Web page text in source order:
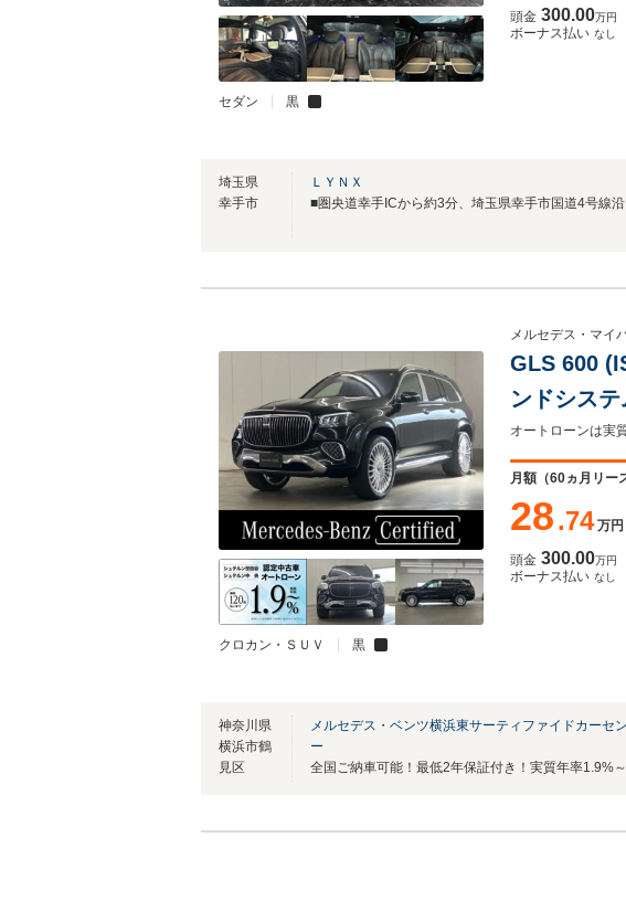
セダン 黒
頭金 300.00万円
ボーナス払い なし
埼玉県
幸手市
ＬＹＮＸ
クロカン・ＳＵＶ 黒
メルセデス・マイ
GLS 600
ンドシス
テム/電動
パレザール
月額（60ヵ月リー
28.74 万円
頭金 300.00万円
ボーナス払い なし
神奈川県
横浜市鶴
見区
メルセデス・ベンツ横浜東サーティファイドカーセ
ー